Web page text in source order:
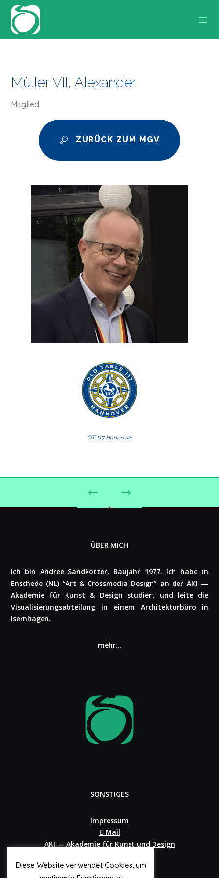
Müller VII, Alexander
Mitglied
ZURÜCK ZUM MGV
OT 117 Hannover
ÜBER MICH
Ich bin Andree Sand­köt­ter, Baujahr 1977. Ich habe in
Enschede (NL) “Art & Cross­me­dia Design” an der AKI —
Akademie für Kunst & Design studiert und leite die
Visua­li­sie­rungs­ab­tei­lung in einem Archi­tek­tur­bü­ro in
Isern­ha­gen.
mehr…
SONSTIGES
Impressum
E‑Mail
AKI — Akademie für Kunst und Design
Diese Website verwendet Cookies, um